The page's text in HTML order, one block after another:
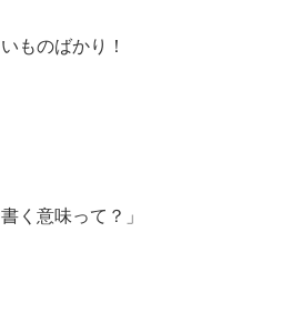
ものばかり！
く意味って？」